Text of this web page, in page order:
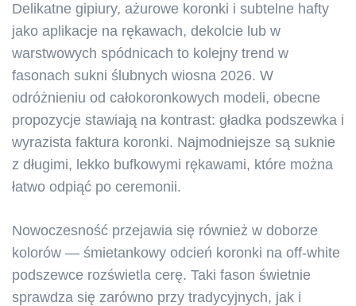
Delikatne gipiury, ażurowe koronki i subtelne hafty
jako aplikacje na rękawach, dekolcie lub w
warstwowych spódnicach to kolejny trend w
fasonach sukni ślubnych wiosna 2026. W
odróżnieniu od całokoronkowych modeli, obecne
propozycje stawiają na kontrast: gładka podszewka i
wyrazista faktura koronki. Najmodniejsze są suknie
z długimi, lekko bufkowymi rękawami, które można
łatwo odpiąć po ceremonii.
Nowoczesność przejawia się również w doborze
kolorów — śmietankowy odcień koronki na off-white
podszewce rozświetla cerę. Taki fason świetnie
sprawdza się zarówno przy tradycyjnych, jak i